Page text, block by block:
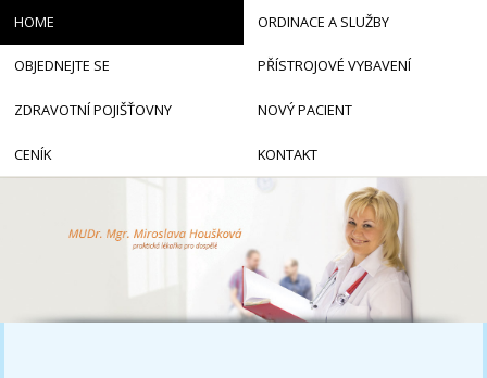
HOME ORDINACE A SLUŽBY
OBJEDNEJTE SE PŘÍSTROJOVÉ VYBAVENÍ
ZDRAVOTNÍ POJIŠŤOVNY NOVÝ PACIENT
CENÍK KONTAKT